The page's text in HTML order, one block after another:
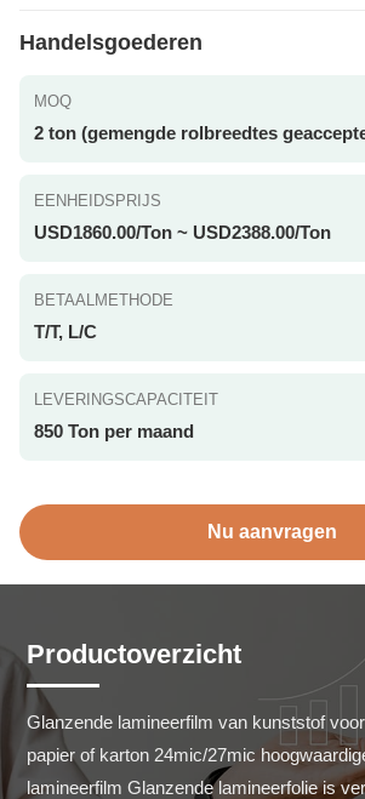
Handelsgoederen
MOQ
2 ton (gemengde rolbreedtes
EENHEIDSPRIJS
USD1860.00/Ton ~ USD2388.00/Ton
BETAALMETHODE
T/T, L/C
LEVERINGSCAPACITEIT
850 Ton per maand
Nu aanvragen
Productoverzicht
Glanzende lamineerfilm van kunststof
papier of karton 24mic/27mic
lamineerfilm Glanzende lamineerfolie is